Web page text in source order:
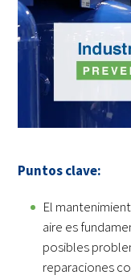
Puntos clave:
El
aire es
posibles
reparaciones